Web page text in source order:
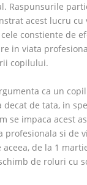
Raspunsurile
acest lucru cu
constiente de
in viata
copilului.
ca un
decat de tata, in
se impaca acest
profesionala si de
aceea, de la 1
de roluri cu